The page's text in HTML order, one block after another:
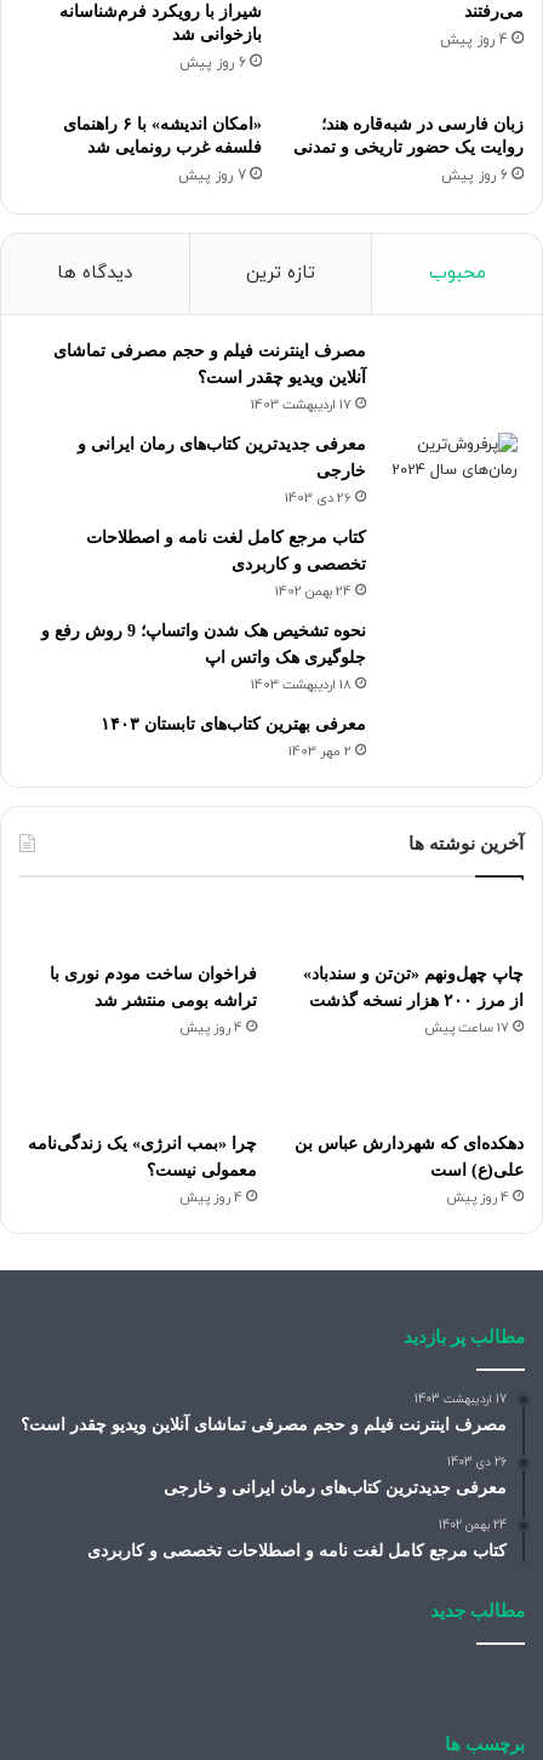
می‌رفتند
4 روز پیش
شیراز با رویکرد فرم‌شناسانه
بازخوانی شد
6 روز پیش
زبان فارسی در شبه‌قاره هند؛
روایت یک حضور تاریخی و تمدنی
6 روز پیش
«امکان اندیشه» با ۶ راهنمای
فلسفه غرب رونمایی شد
7 روز پیش
محبوب تازه ترین دیدگاه ها
مصرف اینترنت فیلم و حجم مصرفی تماشای
آنلاین ویدیو چقدر است؟
17 اردیبهشت 1403
معرفی جدیدترین کتاب‌های رمان ایرانی و
خارجی
26 دی 1403
کتاب مرجع کامل لغت نامه و اصطلاحات
تخصصی و کاربردی
24 بهمن 1402
نحوه تشخیص هک شدن واتساپ؛ 9 روش رفع و
جلوگیری هک واتس اپ
18 اردیبهشت 1403
معرفی بهترین کتاب‌های تابستان ۱۴۰۳
2 مهر 1403
آخرین نوشته ها
چاپ چهل‌ونهم «تن‌تن و سندباد»
از مرز ۲۰۰ هزار نسخه گذشت
17 ساعت پیش
فراخوان ساخت مودم نوری با
تراشه بومی منتشر شد
4 روز پیش
دهکده‌ای که شهردارش عباس بن
علی(ع) است
4 روز پیش
چرا «بمب انرژی» یک زندگی‌نامه
معمولی نیست؟
4 روز پیش
مطالب پر بازدید
17 اردیبهشت 1403
مصرف اینترنت فیلم و حجم مصرفی تماشای آنلاین ویدیو چقدر است؟
26 دی 1403
معرفی جدیدترین کتاب‌های رمان ایرانی و خارجی
24 بهمن 1402
کتاب مرجع کامل لغت نامه و اصطلاحات تخصصی و کاربردی
مطالب جدید
برچسب ها